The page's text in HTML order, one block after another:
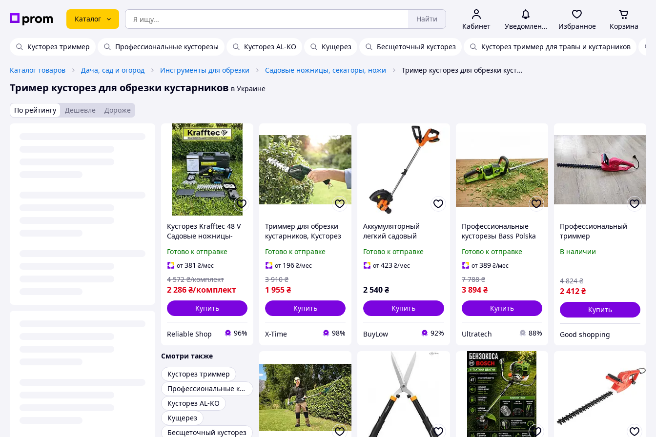
Каталог Найти
Кабинет Уведомления Избранное Корзина
Кусторез триммер Профессиональные кусторезы Кусторез AL-KO Кущерез Бесщеточный кусторез Кусторез триммер для травы и кустарников
Каталог товаров Дача, сад и огород Инструменты для обрезки Садовые ножницы, секаторы, ножи Тример кусторез для обрезки кустарников
Тример кусторез для обрезки кустарников в Украине
По рейтингу Дешевле Дороже
Кусторез Krafftec 48 V
Садовые ножницы-
(Кусторез для сада)
Триммер для обрезки
кустарников
(Электрокусторезы)
Готово к отправке
от381 ₴/мес
2 286₴/комплект
4 572 ₴/комплект
Купить
Reliable Shop 96%
Триммер для обрезки
кустарников, Кусторез
кустов и срезки травы
(2в1, Германия), XTM
Готово к отправке
от 196₴/мес
1 955₴
3 910 ₴
Купить
X-Time 98%
Аккумуляторный
легкий садовый
травы и обрезки
кустарников 2 кг с
рукояткой SPICY
Готово к отправке
от423₴/мес
2 540₴
Купить
BuyLow 92%
Профессиональные
кусторезы Bass Polska
травы и кустарников
Кусторез
аккумуляторный для
травы и кустов
Готово к отправке
от389 ₴/мес
3 894 ₴
7 788 ₴
Купить
Ultratech 88%
Профессиональный
триммер
садовый 1450Вт LEX
деревьев, VET
В наличии
2 412₴
4 824 ₴
Купить
Good shopping
Смотри также
Кусторез триммер
Профессиональные кусторезы
Кусторез AL-KO
Кущерез
Бесщеточный кусторез